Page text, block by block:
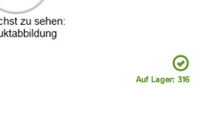
Auf Lager: 316